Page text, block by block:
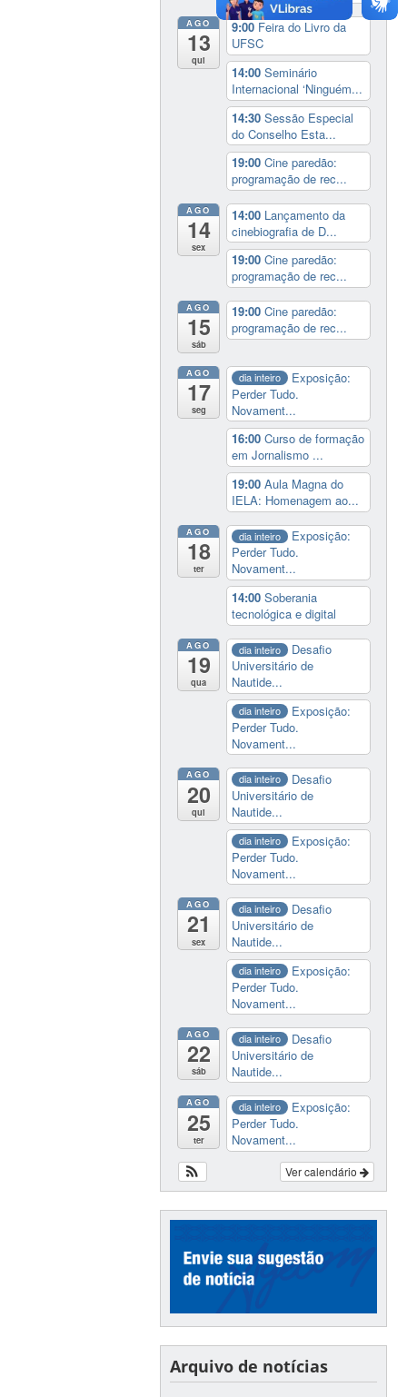
AGO
13
qui
9:00 Feira do Livro da
UFSC
14:00Seminário
Internacional ‘Ninguém...
14:30Sessão Especial
do Conselho Esta...
19:00Cine paredão:
programação de rec...
AGO
14
sex
14:00 Lançamento da
cinebiografia de D...
19:00Cine paredão:
programação de rec...
AGO
15
sáb
19:00Cine paredão:
programação de rec...
AGO
17
seg
dia inteiro
Exposição:
Perder Tudo.
Novament...
16:00Curso de formação
em Jornalismo ...
19:00Aula Magna do
IELA: Homenagem ao...
AGO
18
ter
dia inteiro
Exposição:
Perder Tudo.
Novament...
14:00Soberania
tecnológica e digital
AGO
19
qua
dia inteiro
Desafio
Universitário de
Nautide...
dia inteiro
Exposição:
Perder Tudo.
Novament...
AGO
20
qui
dia inteiro
Desafio
Universitário de
Nautide...
dia inteiro
Exposição:
Perder Tudo.
Novament...
AGO
21
sex
dia inteiro
Desafio
Universitário de
Nautide...
dia inteiro
Exposição:
Perder Tudo.
Novament...
AGO
22
sáb
dia inteiro
Desafio
Universitário de
Nautide...
AGO
25
ter
dia inteiro
Exposição:
Perder Tudo.
Novament...
Ver calendário
Arquivo de notícias